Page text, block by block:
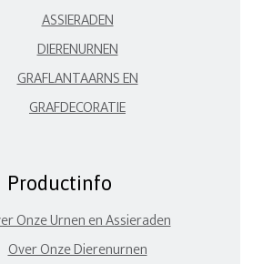
ASSIERADEN
DIERENURNEN
GRAFLANTAARNS EN
GRAFDECORATIE
Productinfo
Onze Urnen en Assieraden
Over Onze Dierenurnen